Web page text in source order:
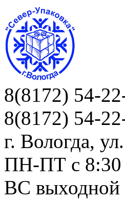
8(8172) 54-
8(8172) 54-
г. Вологда,
ПН-ПТ c 8:30
ВС выходной